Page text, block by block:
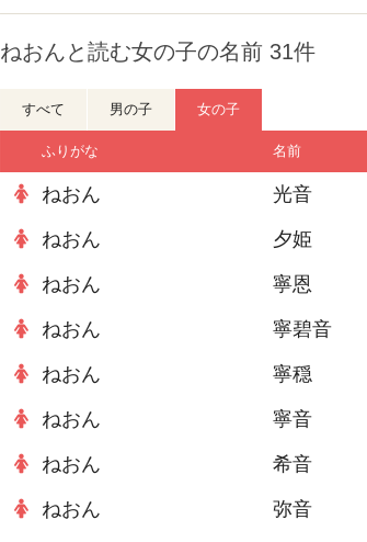
ねおんと読む女の子の名前 31件
すべて 男の子 女の子
ふりがな 名前
ねおん 光音
ねおん 夕姫
ねおん 寧恩
ねおん 寧碧音
ねおん 寧穏
ねおん 寧音
ねおん 希音
ねおん 弥音